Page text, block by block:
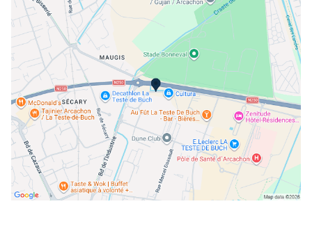
jeudi
08:00 - 12:00 14:00 - 18:30
vendredi
08:00 - 12:00 14:00 - 18:30
samedi
08:00 - 12:00 14:00 - 18:30
dimanche
Fermé